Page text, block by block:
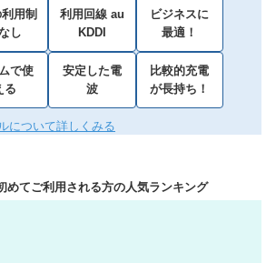
用制
し
利用回線 au
KDDI
ビジネスに
最適！
で使
る
安定した電
波
比較的充電
が長持ち！
について詳しくみる
めてご利用される方の人気ランキング